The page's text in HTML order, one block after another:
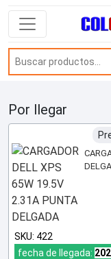
Por llegar
SKU: 422
fecha de llegada: